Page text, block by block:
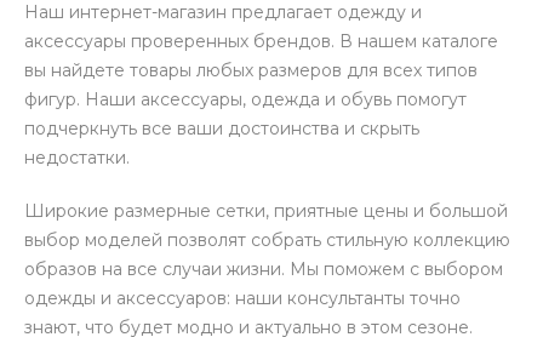
Наш интернет-магазин предлагает одежду и
аксессуары проверенных брендов. В нашем каталоге
вы найдете товары любых размеров для всех типов
фигур. Наши аксессуары, одежда и обувь помогут
подчеркнуть все ваши достоинства и скрыть
недостатки.
Широкие размерные сетки, приятные цены и большой
выбор моделей позволят собрать стильную коллекцию
образов на все случаи жизни. Мы поможем с выбором
одежды и аксессуаров: наши консультанты точно
знают, что будет модно и актуально в этом сезоне.